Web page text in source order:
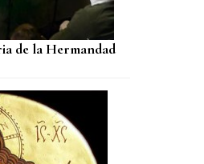
de la Hermandad